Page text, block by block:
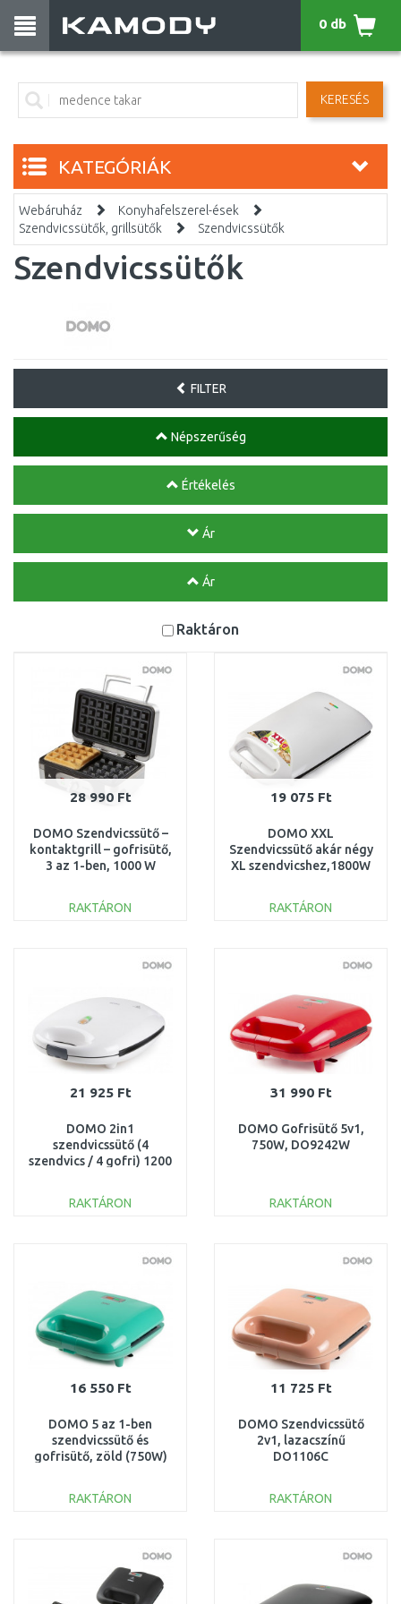
KERESÉS
0 db
KATEGÓRIÁK
Webáruház
Konyhafelszerel-ések
Szendvicssütők, grillsütők
Szendvicssütők
Szendvicssütők
FILTER
Népszerűség
Értékelés
Ár
Ár
Raktáron
28 990 Ft
DOMO Szendvicssütő –
kontaktgrill – gofrisütő,
3 az 1-ben, 1000 W
DO9136C
RAKTÁRON
Összehasonlítás
19 075 Ft
DOMO XXL
Szendvicssütő akár négy
XL szendvicshez,1800W
RAKTÁRON
Összehasonlítás
21 925 Ft
DOMO 2in1
szendvicssütő (4
szendvics / 4 gofri) 1200
RAKTÁRON
Összehasonlítás
31 990 Ft
DOMO Gofrisütő 5v1,
750W, DO9242W
RAKTÁRON
Összehasonlítás
16 550 Ft
DOMO 5 az 1-ben
szendvicssütő és
gofrisütő, zöld (750W)
RAKTÁRON
Összehasonlítás
11 725 Ft
DOMO Szendvicssütő
2v1, lazacszínű
DO1106C
RAKTÁRON
Összehasonlítás